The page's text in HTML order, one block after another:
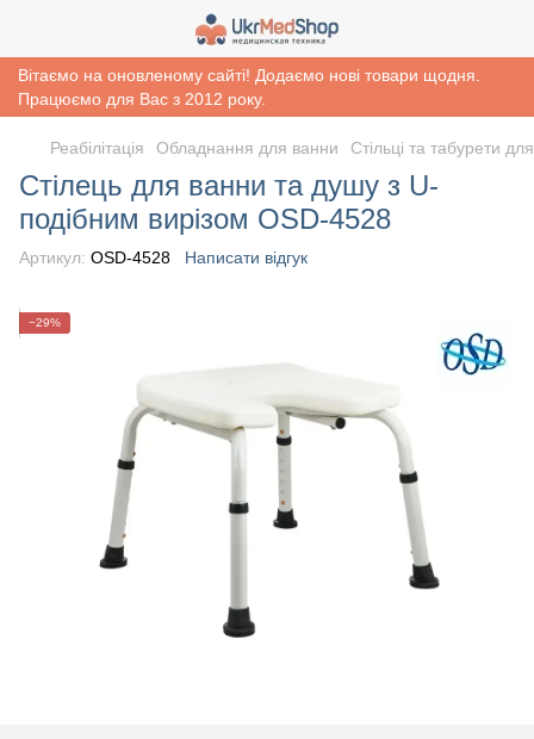
Вітаємо на оновленому сайті! Додаємо нові товари щодня.
Працюємо для Вас з 2012 року.
Реабiлiтацiя Обладнання для ванни Стільці та табурети
Стілець для ванни та душу з U-
подібним вирізом OSD-4528
Артикул: OSD-4528 Написати відгук
−29%